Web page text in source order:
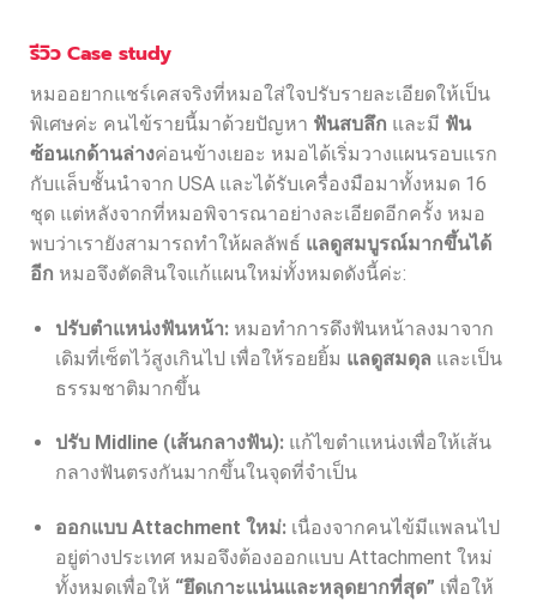
รีวิว Case study
หมออยากแชร์เคสจริงที่หมอใส่ใจปรับรายละเอียดให้เป็น
พิเศษค่ะ คนไข้รายนี้มาด้วยปัญหา ฟันสบลึก และมี ฟัน
ซ้อนเกด้านล่างค่อนข้างเยอะ หมอได้เริ่มวางแผนรอบแรก
กับแล็บชั้นนำจาก USA และได้รับเครื่องมือมาทั้งหมด 16
ชุด แต่หลังจากที่หมอพิจารณาอย่างละเอียดอีกครั้ง หมอ
พบว่าเรายังสามารถทำให้ผลลัพธ์ แลดูสมบูรณ์มากขึ้นได้
อีก หมอจึงตัดสินใจแก้แผนใหม่ทั้งหมดดังนี้ค่ะ:
ปรับตำแหน่งฟันหน้า:หมอทำการดึงฟันหน้าลงมาจาก
เดิมที่เซ็ตไว้สูงเกินไป เพื่อให้รอยยิ้ม แลดูสมดุล และเป็น
ธรรมชาติมากขึ้น
ปรับ Midline (เส้นกลางฟัน):แก้ไขตำแหน่งเพื่อให้เส้น
กลางฟันตรงกันมากขึ้นในจุดที่จำเป็น
ออกแบบ Attachment ใหม่:เนื่องจากคนไข้มีแพลนไป
อยู่ต่างประเทศ หมอจึงต้องออกแบบ Attachment ใหม่
ทั้งหมดเพื่อให้ “ยึดเกาะแน่นและหลุดยากที่สุด” เพื่อให้